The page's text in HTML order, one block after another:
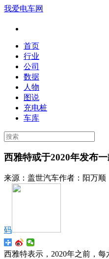
我爱电车网
首页
行业
公司
数据
人物
图说
充电桩
车库
西雅特或于2020年发布
来源： 盖世汽车作者： 阳万顺
码
西雅特表示，2020年之前，